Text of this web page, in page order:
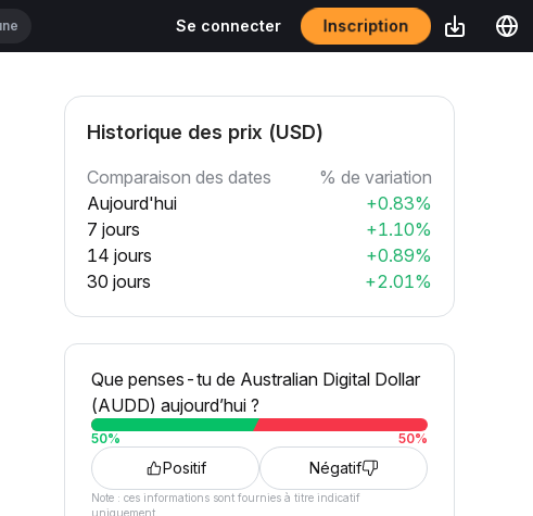
Se connecter Inscription
Historique des prix (USD)
Comparaison des dates
% de variation
Aujourd'hui
+0.83%
7 jours
+1.10%
14 jours
+0.89%
30 jours
+2.01%
Que penses-tu de Australian Digital Dollar
(AUDD) aujourd’hui ?
50% 50%
Positif Négatif
Note : ces informations sont fournies à titre indicatif
uniquement.